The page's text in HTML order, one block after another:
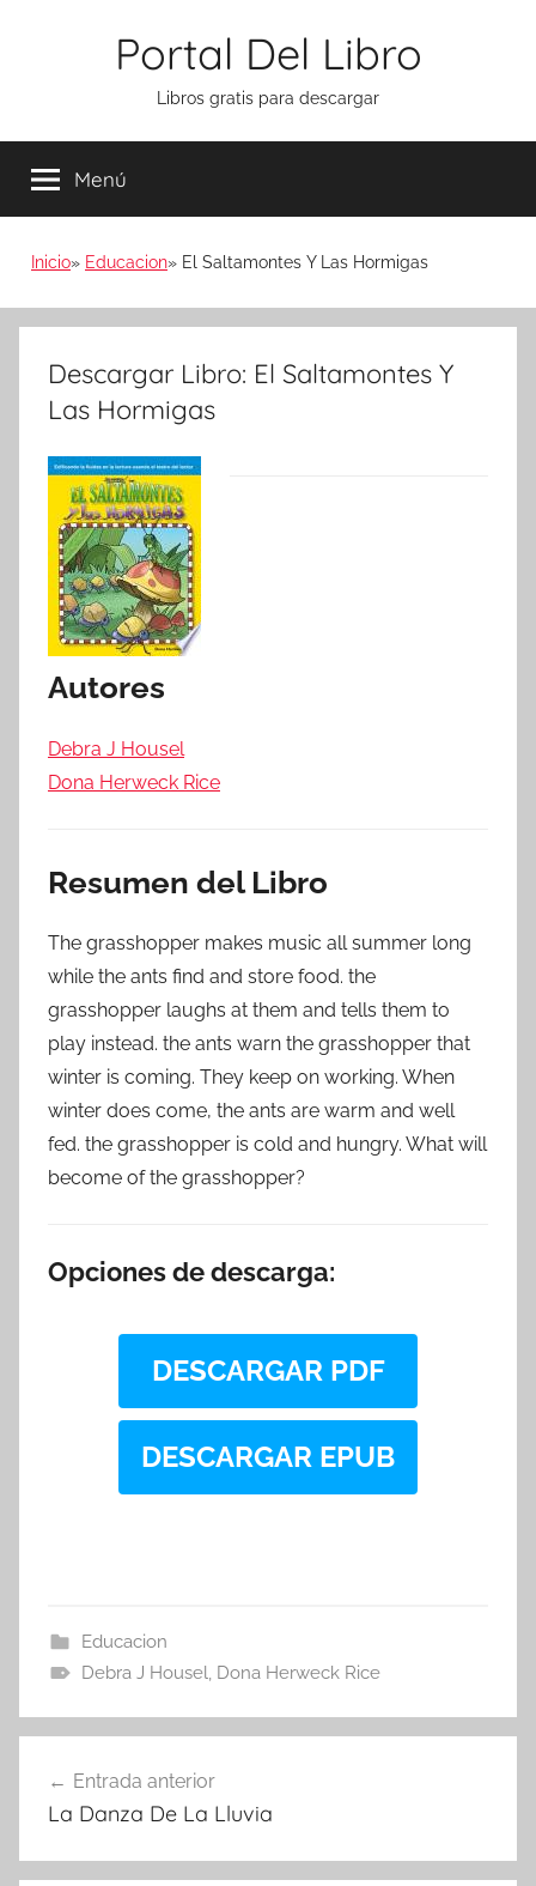
Portal Del Libro
Libros gratis para descargar
Menú
Inicio Educacion El Saltamontes Y Las Hormigas
Descargar Libro: El Saltamontes Y
Las Hormigas
Autores
Debra J Housel
Dona Herweck Rice
Resumen del Libro
The grasshopper makes music all summer long
while the ants find and store food. the
grasshopper laughs at them and tells them to
play instead. the ants warn the grasshopper that
winter is coming. They keep on working. When
winter does come, the ants are warm and well
fed. the grasshopper is cold and hungry. What will
become of the grasshopper?
Opciones de descarga:
DESCARGAR PDF
DESCARGAR EPUB
Educacion
Debra J Housel Dona Herweck Rice
de
Entrada anterior
La Danza De La Lluvia